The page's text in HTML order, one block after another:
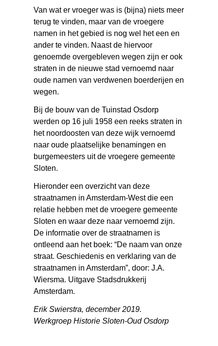
Van wat er vroeger was is (bijna) niets meer
terug te vinden, maar van de vroegere
namen in het gebied is nog wel het een en
ander te vinden. Naast de hiervoor
genoemde overgebleven wegen zijn er ook
straten in de nieuwe stad vernoemd naar
oude namen van verdwenen boerderijen en
wegen.
Bij de bouw van de Tuinstad Osdorp
werden op 16 juli 1958 een reeks straten in
het noordoosten van deze wijk vernoemd
naar oude plaatselijke benamingen en
burgemeesters uit de vroegere gemeente
Sloten.
Hieronder een overzicht van deze
straatnamen in Amsterdam-West die een
relatie hebben met de vroegere gemeente
Sloten en waar deze naar vernoemd zijn.
De informatie over de straatnamen is
ontleend aan het boek: “De naam van onze
straat. Geschiedenis en verklaring van de
straatnamen in Amsterdam”, door: J.A.
Wiersma. Uitgave Stadsdrukkerij
Amsterdam.
Erik Swierstra, december 2019.
Werkgroep Historie Sloten-Oud Osdorp